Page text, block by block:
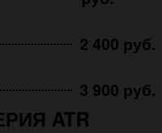
2 400 руб.
3 900 руб.
ATR